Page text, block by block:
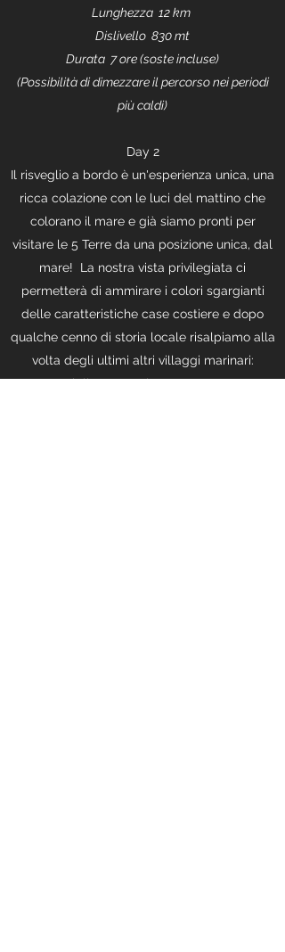
Lunghezza 12 km
Dislivello 830 mt
Durata 7 ore (soste incluse)
(Possibilità di dimezzare il percorso nei periodi
più caldi)
Day 2
Il risveglio a bordo è un'esperienza unica, una
ricca colazione con le luci del mattino che
colorano il mare e già siamo pronti per
visitare le 5 Terre da una posizione unica, dal
mare! La nostra vista privilegiata ci
permetterà di ammirare i colori sgargianti
delle caratteristiche case costiere e dopo
qualche cenno di storia locale risalpiamo alla
volta degli ultimi altri villaggi marinari:
Corniglia, Manarola e Monterosso.